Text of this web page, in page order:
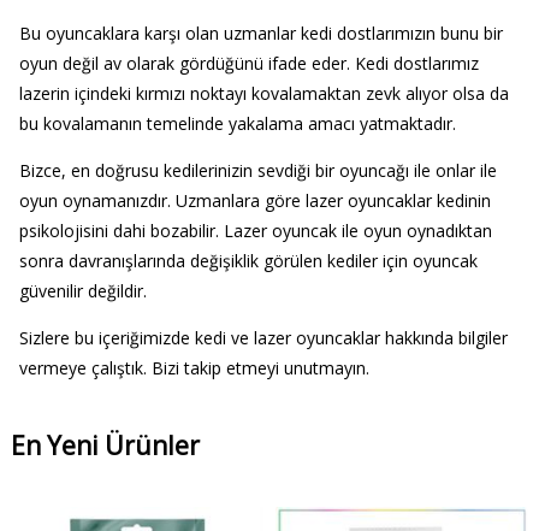
Bu oyuncaklara karşı olan uzmanlar kedi dostlarımızın bunu bir
oyun değil av olarak gördüğünü ifade eder. Kedi dostlarımız
lazerin içindeki kırmızı noktayı kovalamaktan zevk alıyor olsa da
bu kovalamanın temelinde yakalama amacı yatmaktadır.
Bizce, en doğrusu kedilerinizin sevdiği bir oyuncağı ile onlar ile
oyun oynamanızdır. Uzmanlara göre lazer oyuncaklar kedinin
psikolojisini dahi bozabilir. Lazer oyuncak ile oyun oynadıktan
sonra davranışlarında değişiklik görülen kediler için oyuncak
güvenilir değildir.
Sizlere bu içeriğimizde kedi ve lazer oyuncaklar hakkında bilgiler
vermeye çalıştık. Bizi takip etmeyi unutmayın.
En Yeni Ürünler